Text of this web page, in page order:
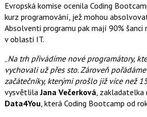
Evropská komise ocenila Coding
kurz programování, jež mohou
Absolventi programu pak mají 90%
v oblasti IT.
„Na trh přivádíme nové programátory,
vychovali už přes sto. Zároveň
začátečníky, kterými prošlo již více než
vysvětlilaJana Večerková, zakladatelka
Data4You, která Coding Bootcamp od